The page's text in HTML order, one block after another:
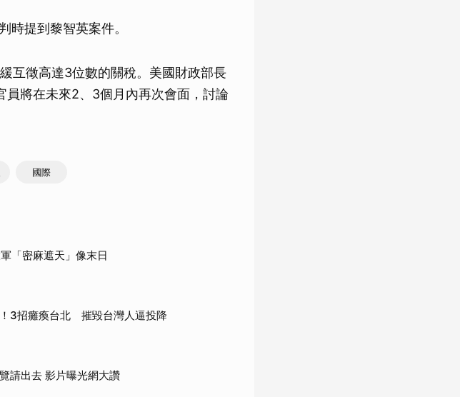
時提到黎智英案件。
互徵高達3位數的關稅。美國財政部長
將在未來2、3個月內再次會面，討論
國際
「密麻遮天」像末日
3招癱瘓台北 摧毀台灣人逼投降
請出去 影片曝光網大讚